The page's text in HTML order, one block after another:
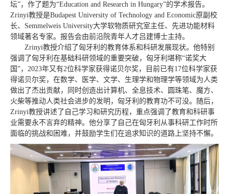
坛”，作了题为“Education and Research in Hungary”的学术报告。
Zrinyi教授是Budapest University of Technology and Economic原副校
长、Semmelweis University大学软物质研究室主任、先进功能材料
领域著名专家。报告会由前沿院青年人才吕建博士主持。
Zrinyi教授介绍了匈牙利的教育体系和科研发展现状。他特别
强调了匈牙利在基础科研领域的重要突破，匈牙利堪称“诺奖大
国”，2023年又有2位科学家获得诺贝尔奖，目前已有17位科学家获
得诺贝尔奖，在数学、医学、文学、生理学和物理学等领域为人类
做出了杰出贡献，同时创造出计算机、全息技术、圆珠笔、魔方、
火柴等推动人类社会进步的发明，匈牙利的教育功不可没。随后，
Zrinyi教授讲述了自己学习和研究历程，重点强调了教育和科研事
业需要永不言弃的精神。他分享了自己在匈牙利从事科研工作时所
面临的挑战和困难，并鼓励学生们在追求知识的道路上坚持不懈。